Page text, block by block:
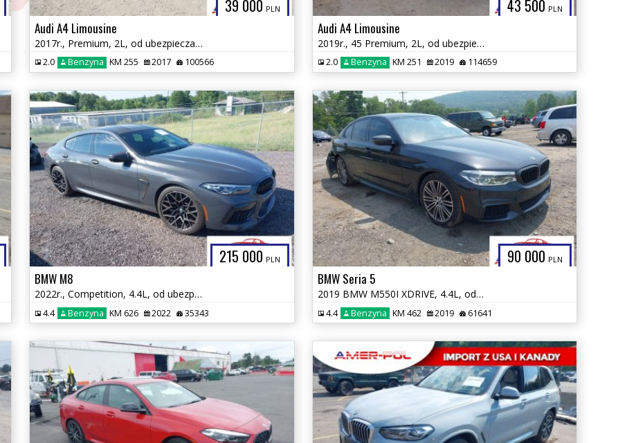
39 000 PLN
Audi A4 Limousine
2017r., Premium, 2L, od ubezpieczalni
2.0 Benzyna KM 255 2017 100566
43 500 PLN
Audi A4 Limousine
2019r., 45 Premium, 2L, od ubezpieczalni
2.0 Benzyna KM 251 2019 114659
215 000 PLN
BMW M8
2022r., Competition, 4.4L, od ubezpieczalni
4.4 Benzyna KM 626 2022 35343
90 000 PLN
BMW Seria 5
2019 BMW M550I XDRIVE, 4.4L, od ubezpieczalni
4.4 Benzyna KM 462 2019 61641